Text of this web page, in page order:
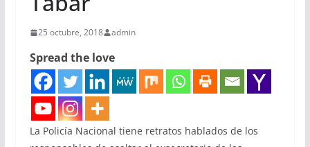
25 octubre, 2018 admin
Spread the love
La Policía Nacional tiene retratos hablados de los